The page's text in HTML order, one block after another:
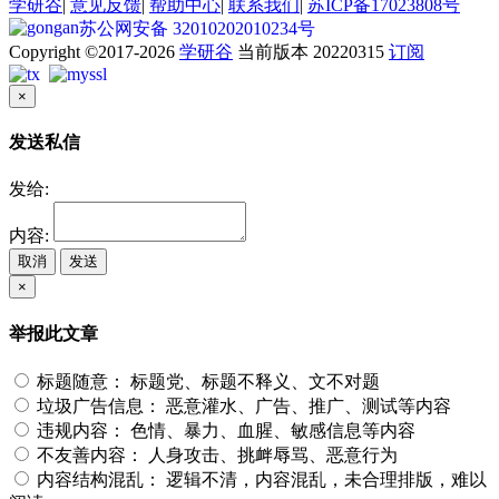
学研谷 意见反馈 帮助中心 联系我们
苏ICP备17023808号
苏公网安备 32010202010234号
Copyright ©2017-2026 学研谷 当前版本 20220315 订阅
×
发送私信
发给:
内容:
取消
发送
×
举报此文章
标题随意： 标题党、标题不释义、文不对题
垃圾广告信息： 恶意灌水、广告、推广、测试等内容
违规内容： 色情、暴力、血腥、敏感信息等内容
不友善内容：
人身攻击、挑衅辱骂、恶意行为
内容结构混乱： 逻辑不清，内容混乱，未合理排版，难以